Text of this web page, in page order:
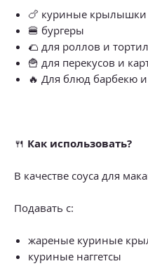
🍗 куриные крылышки
🍔 бургеры
🌮 для роллов и
🍟 для перекусов и
🔥 Для блюд барбекю и
🍴 Как использовать?
В качестве соуса для
Подавать с:
жареные куриные
куриные наггетсы